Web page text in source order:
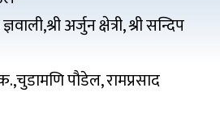
अर्जुन क्षेत्री, श्री सन्दिप
पौडेल, रामप्रसाद